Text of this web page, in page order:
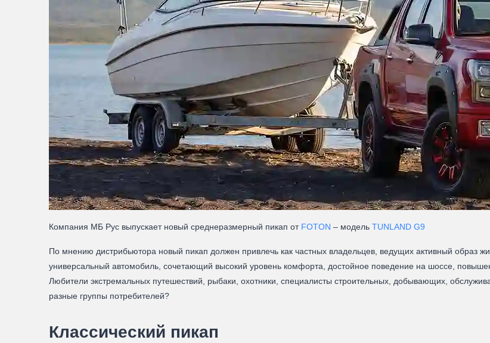
Компания МБ Рус выпускает новый среднеразмерный пикап от FOTON – модель TUNLAND G9
По мнению дистрибьютора новый пикап должен привлечь как частных владельцев, ведущих активный образ
универсальный автомобиль, сочетающий высокий уровень комфорта, достойное поведение на шоссе,
Любители экстремальных путешествий, рыбаки, охотники, специалисты строительных, добывающих,
разные группы потребителей?
Классический пикап